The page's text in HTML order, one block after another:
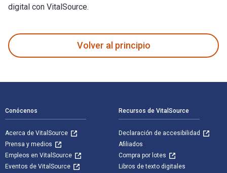
digital con VitalSource.
Volver al principio
Conócenos
Acerca de VitalSource
Prensa y medios
Empleos en VitalSource
Eventos de VitalSource
Recursos de VitalSource
Declaración de accesibilidad
Afiliados
Compra por lotes
Libros de texto digitales